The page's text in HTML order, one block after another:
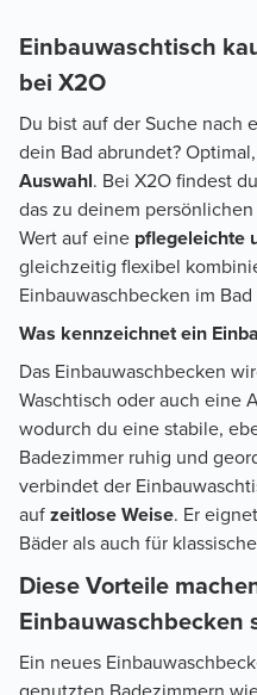
Einbauwaschtisch
bei X2O
Du bist auf der Suche nach
dein Bad abrundet?
Auswahl. Bei X2O findest
das zu deinem
Wert auf eine pflegeleichte
gleichzeitig flexibel
Einbauwaschbecken im
Was kennzeichnet ein
Das Einbauwaschbecken
Waschtisch oder auch eine
wodurch du eine stabile,
Badezimmer ruhig und
verbindet der
aufzeitlose Weise. Er
Bäder als auch für
Diese Vorteile
Einbauwaschbecken
Ein neues